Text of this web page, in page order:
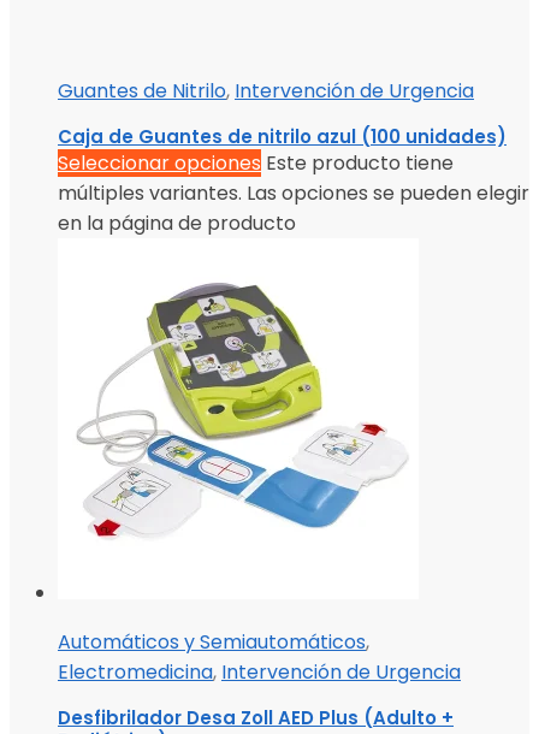
Guantes de Nitrilo, Intervención de Urgencia
Caja de Guantes de nitrilo azul (100 unidades)
Seleccionar opciones Este producto tiene
múltiples variantes. Las opciones se pueden elegir
en la página de producto
Automáticos y Semiautomáticos,
Electromedicina, Intervención de Urgencia
Desfibrilador Desa Zoll AED Plus (Adulto +